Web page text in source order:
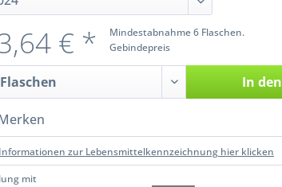
Mindestabnahme 6 Flaschen.
Gebindepreis
€ *
In den
zur Lebensmittelkennzeichnung hier klicken
mit